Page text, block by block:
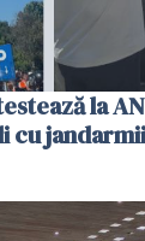
la
cu